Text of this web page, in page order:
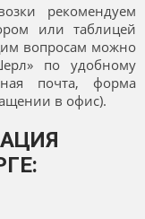
рекомендуем
или таблицей
вопросам можно
по удобному
почта, форма
в офис).